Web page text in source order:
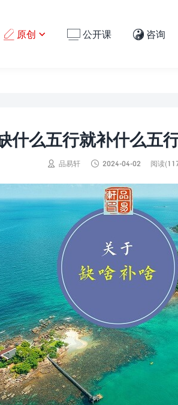
 原创  公开课  咨询
什么五行就补什么五
 品易轩  2024-04-02 阅读